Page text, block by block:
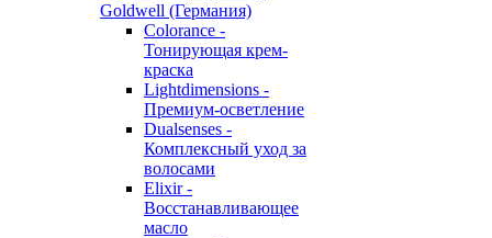
Goldwell (Германия)
Colorance -
Тонирующая крем-
краска
Lightdimensions -
Премиум-осветление
Dualsenses -
Комплексный уход за
волосами
Elixir -
Восстанавливающее
масло